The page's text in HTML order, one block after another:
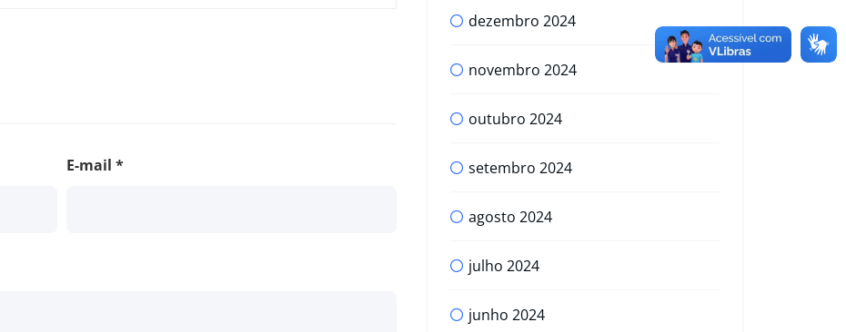
E-mail *
dezembro 2024
novembro 2024
outubro 2024
setembro 2024
agosto 2024
julho 2024
junho 2024